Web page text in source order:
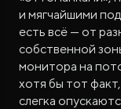
и мягчайшими
есть всё — от
собственной
монитора на
хотя бы тот
слегка